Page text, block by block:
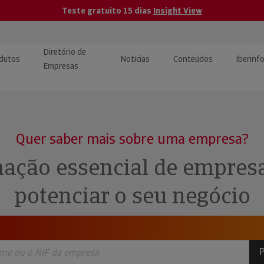
Teste gratuito 15 dias Insight View
de Créditos
Diretório de
Empresas
Notícias Conteúdos
Quer saber mais sobre uma empresa?
essencial de
potenciar o seu negócio